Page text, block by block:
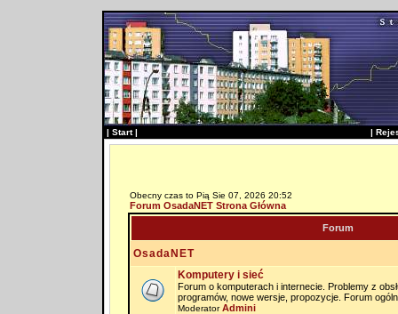
| Start| |
Obecny czas to Pią Sie 07, 2026 20:52
Forum OsadaNET Strona Główna
Forum
OsadaNET
Komputery i sieć
Forum o komputerach i internecie. Problemy z
programów, nowe wersje, propozycje. Forum
ModeratorAdmini